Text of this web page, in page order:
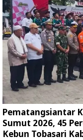
Pematangsiantar
Sumut 2026, 45
Kebun Tobasari